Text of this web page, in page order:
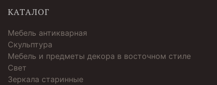
КАТАЛОГ
Мебель антикварная
Скульптура
Мебель и предметы декора в восточном стиле
Свет
Зеркала старинные